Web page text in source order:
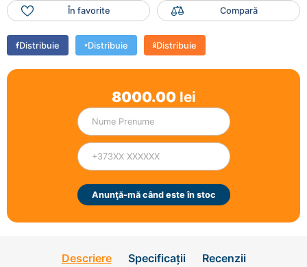
În favorite Compară
Distribuie Distribuie Distribuie
8000.00lei
Anunţă-mă când este în stoc
Descriere Specificații Recenzii